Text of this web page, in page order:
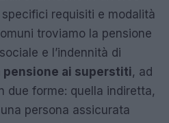
requisiti e modalità
troviamo la pensione
e l’indennità di
pensione ai superstiti, ad
due forme: quella indiretta,
persona assicurata